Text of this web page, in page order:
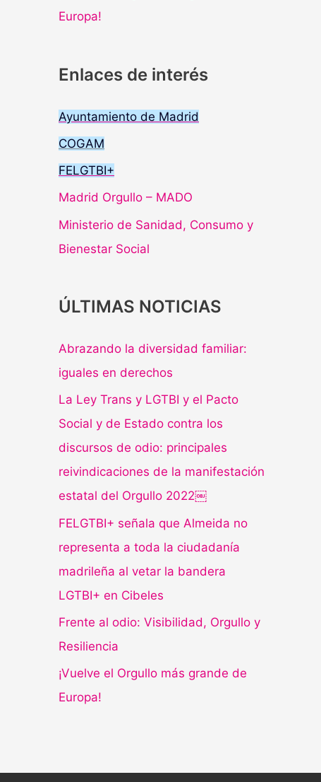
Europa!
Enlaces de interés
Ayuntamiento de Madrid
COGAM
FELGTBI+
Madrid Orgullo – MADO
Ministerio de Sanidad, Consumo y
Bienestar Social
ÚLTIMAS NOTICIAS
Abrazando la diversidad familiar:
iguales en derechos
La Ley Trans y LGTBI y el Pacto
Social y de Estado contra los
discursos de odio: principales
reivindicaciones de la manifestación
estatal del Orgullo 2022￼
FELGTBI+ señala que Almeida no
representa a toda la ciudadanía
madrileña al vetar la bandera
LGTBI+ en Cibeles
Frente al odio: Visibilidad, Orgullo y
Resiliencia
¡Vuelve el Orgullo más grande de
Europa!